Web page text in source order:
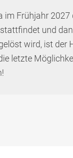
im Frühjahr
und
wird, ist der
letzte